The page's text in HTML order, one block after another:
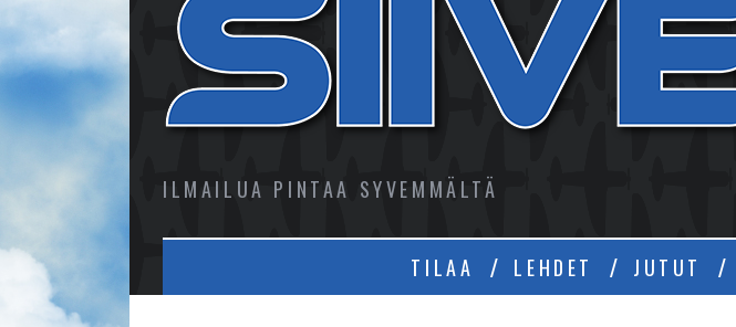
ILMAILUA PINTAA SYVEMMÄLTÄ
TILAA LEHDET JUTUT